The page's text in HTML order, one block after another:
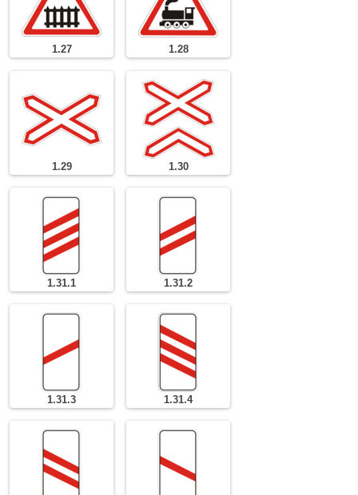
1.27 1.28
1.29 1.30
1.31.1 1.31.2
1.31.3 1.31.4